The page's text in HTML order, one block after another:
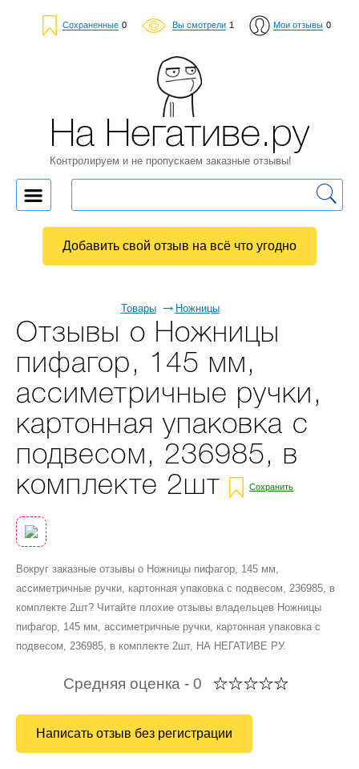
Сохраненные 0 Вы смотрели 1 Мои отзывы 0
Товары Ножницы
Отзывы о Ножницы
пифагор, 145 мм,
ассиметричные ручки,
картонная упаковка с
подвесом, 236985, в
комплекте 2шт
Сохранить
Вокруг заказные отзывы о Ножницы пифагор, 145 мм,
ассиметричные ручки, картонная упаковка с подвесом, 236985, в
комплекте 2шт? Читайте плохие отзывы владельцев Ножницы
пифагор, 145 мм, ассиметричные ручки, картонная упаковка с
подвесом, 236985, в комплекте 2шт, НА НЕГАТИВЕ РУ.
Средняя оценка - 0
Написать отзыв без регистрации
На Негативе.ру
Контролируем и не пропускаем заказные отзывы!
Добавить свой отзыв на всё что угодно